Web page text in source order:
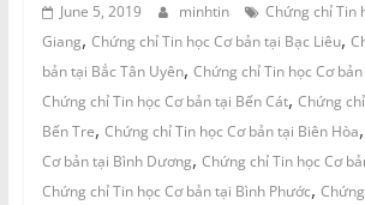
June 5, 2019 minhtin
Chứng chỉ Tin
Giang, Chứng chỉ Tin học Cơ bản tại Bạc Liêu,
bản tại Bắc Tân Uyên, Chứng chỉ Tin học Cơ
Chứng chỉ Tin học Cơ bản tại Bến Cát, Chứng
Bến Tre, Chứng chỉ Tin học Cơ bản tại Biên Hòa,
Cơ bản tại Bình Dương, Chứng chỉ Tin học Cơ
Chứng chỉ Tin học Cơ bản tại Bình Phước,